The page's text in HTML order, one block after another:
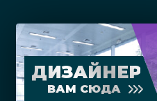
ДИЗАЙНЕР
ВАМ СЮДА